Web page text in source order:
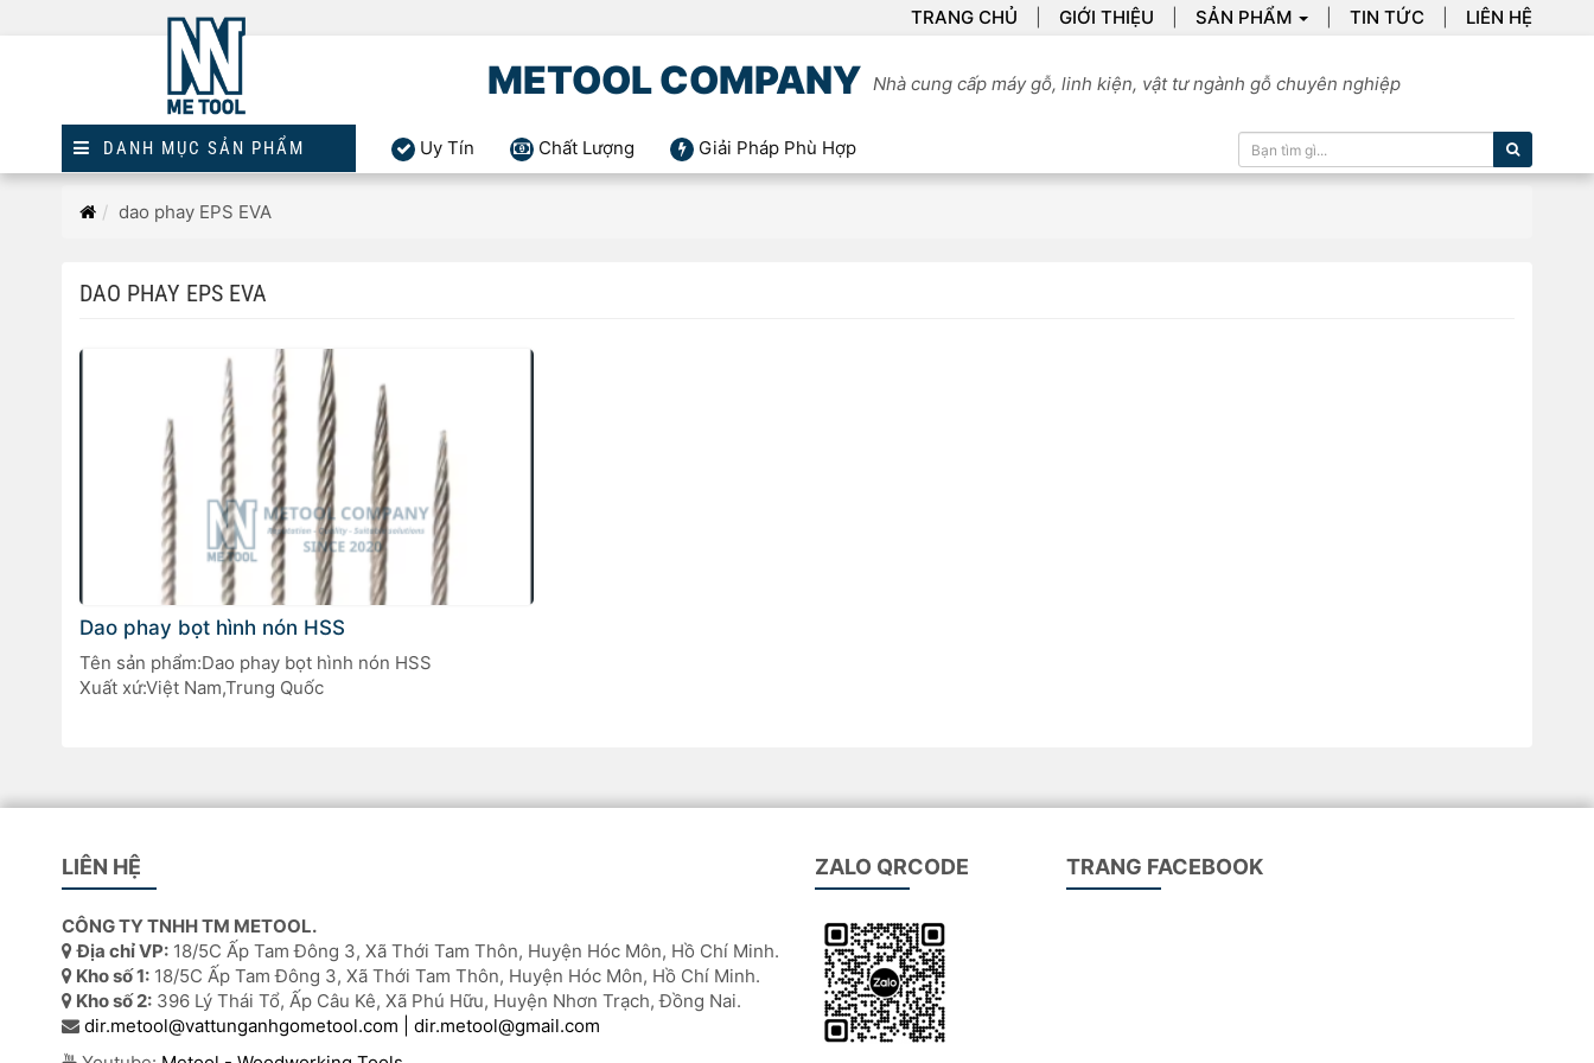
TRANG CHỦ GIỚI THIỆU SẢN PHẨM TIN TỨC LIÊN HỆ
METOOL COMPANY Nhà cung cấp máy gỗ, linh kiện, vật tư ngành gỗ chuyên nghiệp
DANH MỤC SẢN PHẨM Uy Tín Chất Lượng Giải Pháp Phù Hợp
Trangdao phay EPS EVA
DAO PHAY EPS EVA
Dao phay bọt hình nón HSS
Tên sản phẩm:Dao phay bọt hình nón HSS
Xuất xứ:Việt Nam,Trung Quốc
LIÊN HỆ
CÔNG TY TNHH TM METOOL.
Địa chỉ VP: 18/5C Ấp Tam Đông 3, Xã Thới Tam Thôn, Huyện Hóc Môn, Hồ Chí Minh.
Kho số 1: 18/5C Ấp Tam Đông 3, Xã Thới Tam Thôn, Huyện Hóc Môn, Hồ Chí Minh.
Kho số 2: 396 Lý Thái Tổ, Ấp Câu Kê, Xã Phú Hữu, Huyện Nhơn Trạch, Đồng Nai.
dir.metool@vattunganhgometool.com | dir.metool@gmail.com
ZALO QRCODE TRANG FACEBOOK